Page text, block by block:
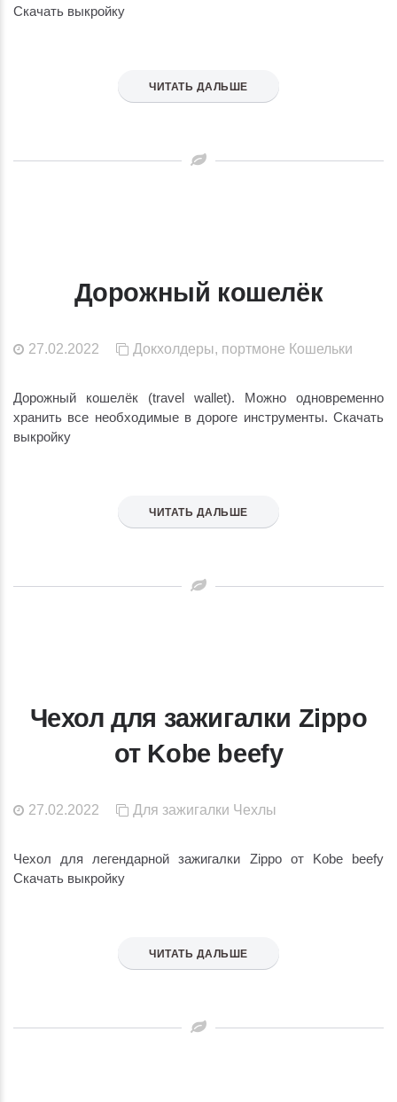
Скачать выкройку
ЧИТАТЬ ДАЛЬШЕ
Дорожный кошелёк
27.02.2022 Докхолдеры, портмоне Кошельки
Дорожный кошелёк (travel wallet). Можно одновременно
хранить все необходимые в дороге инструменты. Скачать
выкройку
ЧИТАТЬ ДАЛЬШЕ
Чехол для зажигалки Zippo
от Kobe beefy
27.02.2022 Для зажигалки Чехлы
Чехол для легендарной зажигалки Zippo от Kobe beefy
Скачать выкройку
ЧИТАТЬ ДАЛЬШЕ